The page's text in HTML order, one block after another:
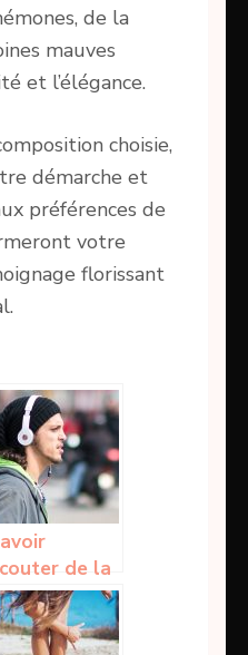
de la
mauves
et l’élégance.
choisie,
démarche et
préférences de
votre
florissant
de la
dans
casque